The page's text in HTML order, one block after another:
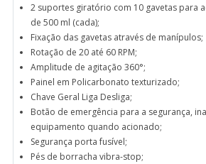
2 suportes giratório com 10 gavetas para
de 500 ml (cada);
Fixação das gavetas através de manípulos;
Rotação de 20 até 60 RPM;
Amplitude de agitação 360°;
Painel em Policarbonato texturizado;
Chave Geral Liga Desliga;
Botão de emergência para a segurança,
equipamento quando acionado;
Segurança porta fusível;
Pés de borracha vibra-stop;